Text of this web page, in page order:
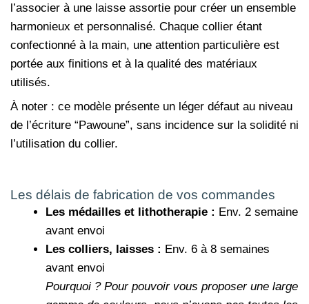
l’associer à une laisse assortie pour créer un ensemble
harmonieux et personnalisé. Chaque collier étant
confectionné à la main, une attention particulière est
portée aux finitions et à la qualité des matériaux
utilisés.
À noter : ce modèle présente un léger défaut au niveau
de l’écriture “Pawoune”, sans incidence sur la solidité ni
l’utilisation du collier.
Les délais de fabrication de vos commandes
Les médailles et lithotherapie : Env. 2 semaine
avant envoi
Les colliers, laisses : Env. 6 à 8 semaines
avant envoi
Pourquoi ? Pour pouvoir vous proposer une large